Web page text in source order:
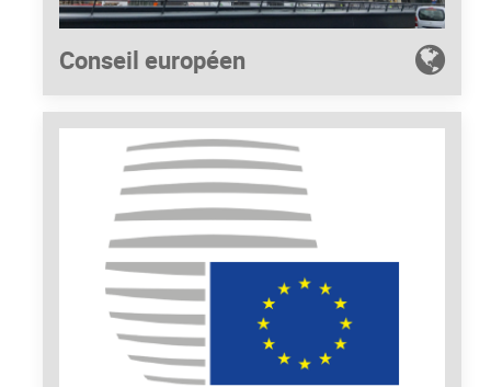
Conseil européen